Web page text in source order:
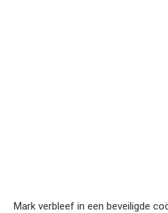
Mark verbleef in een beveiligde